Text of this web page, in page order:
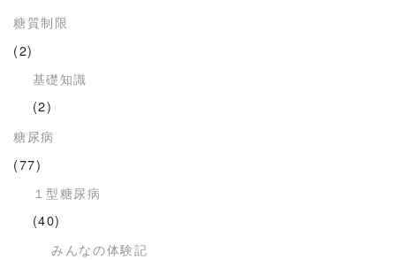
糖質制限
(2)
基礎知識
(2)
糖尿病
(77)
１型糖尿病
(40)
みんなの体験記